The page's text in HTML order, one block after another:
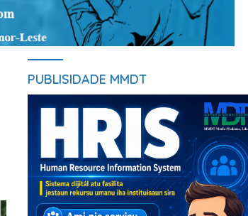
PUBLISIDADE MMDT